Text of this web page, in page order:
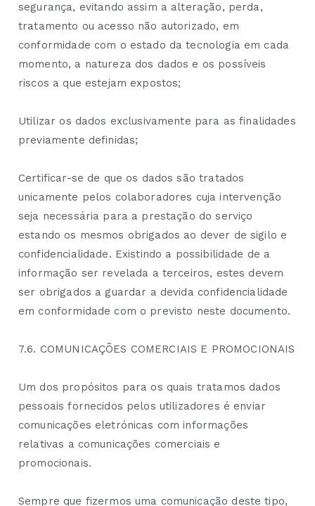
segurança, evitando assim a alteração, perda,
tratamento ou acesso não autorizado, em
conformidade com o estado da tecnologia em cada
momento, a natureza dos dados e os possíveis
riscos a que estejam expostos;
Utilizar os dados exclusivamente para as finalidades
previamente definidas;
Certificar-se de que os dados são tratados
unicamente pelos colaboradores cuja intervenção
seja necessária para a prestação do serviço
estando os mesmos obrigados ao dever de sigilo e
confidencialidade. Existindo a possibilidade de a
informação ser revelada a terceiros, estes devem
ser obrigados a guardar a devida confidencialidade
em conformidade com o previsto neste documento.
7.6. COMUNICAÇÕES COMERCIAIS E PROMOCIONAIS
Um dos propósitos para os quais tratamos dados
pessoais fornecidos pelos utilizadores é enviar
comunicações eletrónicas com informações
relativas a comunicações comerciais e
promocionais.
Sempre que fizermos uma comunicação deste tipo,